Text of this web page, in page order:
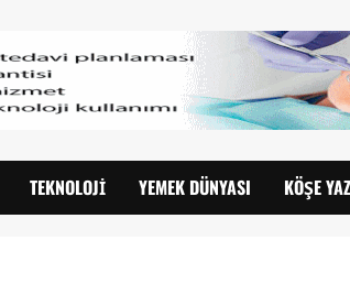
TEKNOLOJI YEMEK DÜNYASI KÖŞE